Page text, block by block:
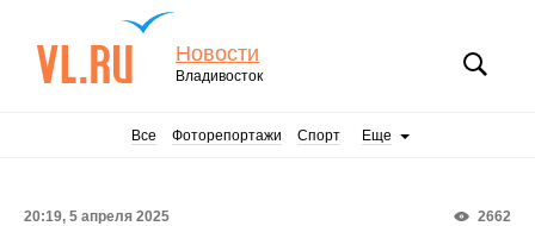
Новости
Владивосток
Все Фоторепортажи Спорт Еще
2662
20:19, 5 апреля 2025